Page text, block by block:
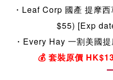
・Leaf Corp 國產 提摩
$55) [Exp
・Every Hay 一割美國
💰 套裝原價